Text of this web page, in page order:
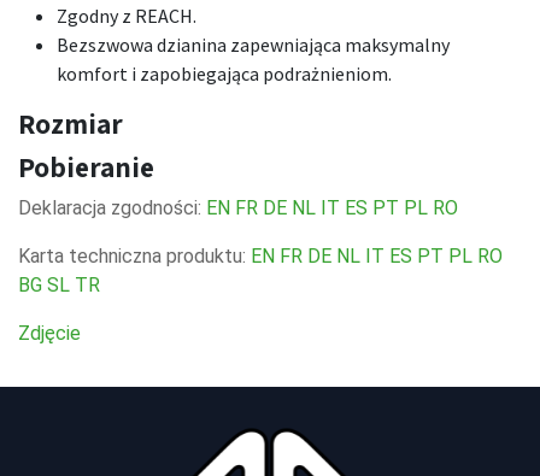
Zgodny z REACH.
Bezszwowa dzianina zapewniająca maksymalny
komfort i zapobiegająca podrażnieniom.
Rozmiar
Pobieranie
Deklaracja zgodności: EN FR DE NL IT ES PT PL RO
Karta techniczna produktu: EN FR DE NL IT ES PT PL RO
BG SL TR
Zdjęcie